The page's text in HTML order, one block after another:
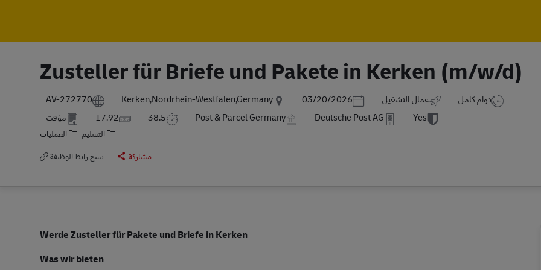
Zusteller für Briefe und Pakete in Kerken (m/w/d)
AV-272770 Kerken,Nordrhein-Westfalen,Germany Posted Date
03/20/2026 عمال التشغيل
دوام كامل
مؤقت
17.92 38.5 Post & Parcel Germany Deutsche Post AG Yes
التسليم
العمليات
نسخ رابط الوظيفة
مشاركة
WerdeZustellerfür Pakete und Briefe in Kerken
Was wir bieten